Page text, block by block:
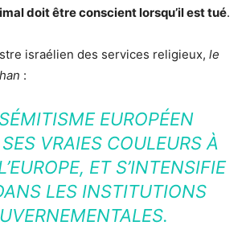
doit être conscient lorsqu’il est tué.
israélien des services religieux, le
:
EUROPÉEN
VRAIES COULEURS À
ET S’INTENSIFIE
LES INSTITUTIONS